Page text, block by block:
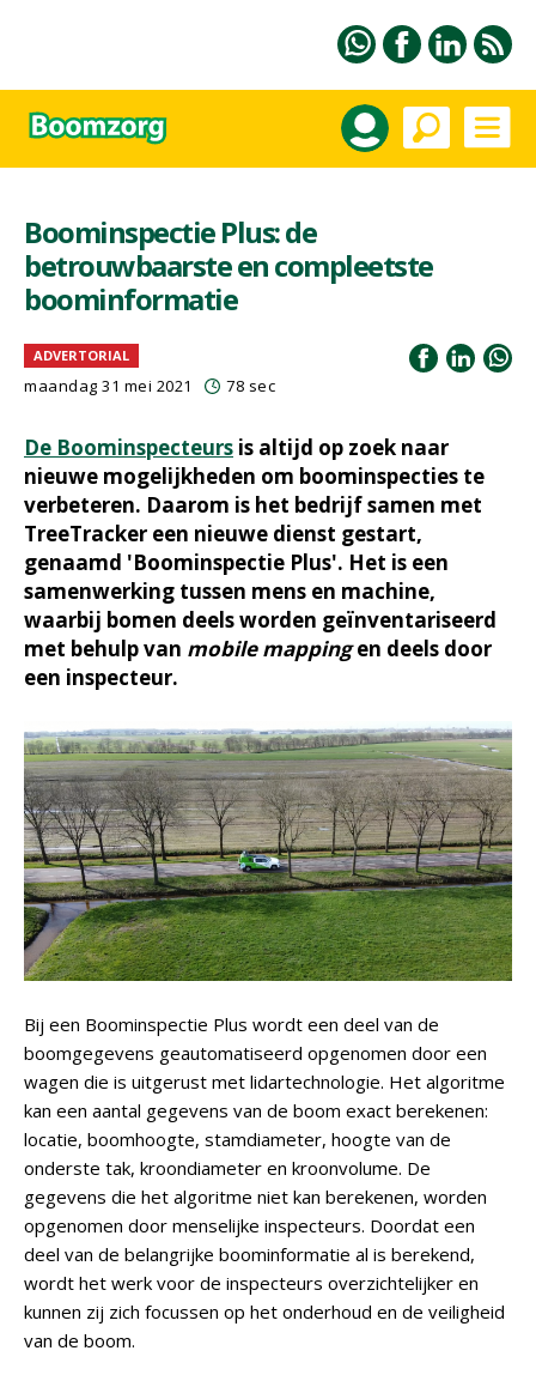
Boominspectie Plus: de
betrouwbaarste en compleetste
boominformatie
ADVERTORIAL
maandag 31 mei 2021 78 sec
De Boominspecteurs is altijd op zoek naar
nieuwe mogelijkheden om boominspecties te
verbeteren. Daarom is het bedrijf samen met
TreeTracker een nieuwe dienst gestart,
genaamd 'Boominspectie Plus'. Het is een
samenwerking tussen mens en machine,
waarbij bomen deels worden geïnventariseerd
met behulp van mobile mappingen deels door
een inspecteur.
Bij een Boominspectie Plus wordt een deel van de
boomgegevens geautomatiseerd opgenomen door een
wagen die is uitgerust met lidartechnologie. Het algoritme
kan een aantal gegevens van de boom exact berekenen:
locatie, boomhoogte, stamdiameter, hoogte van de
onderste tak, kroondiameter en kroonvolume. De
gegevens die het algoritme niet kan berekenen, worden
opgenomen door menselijke inspecteurs. Doordat een
deel van de belangrijke boominformatie al is berekend,
wordt het werk voor de inspecteurs overzichtelijker en
kunnen zij zich focussen op het onderhoud en de veiligheid
van de boom.